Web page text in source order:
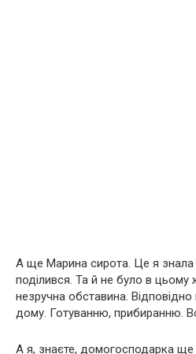
А ще Марина сирота. Це я знала
поділився. Та й не було в
незручна обставина. Відповідно
дому. Готуванню, прибиранню.
А я, знаєте, домогосподарка ще